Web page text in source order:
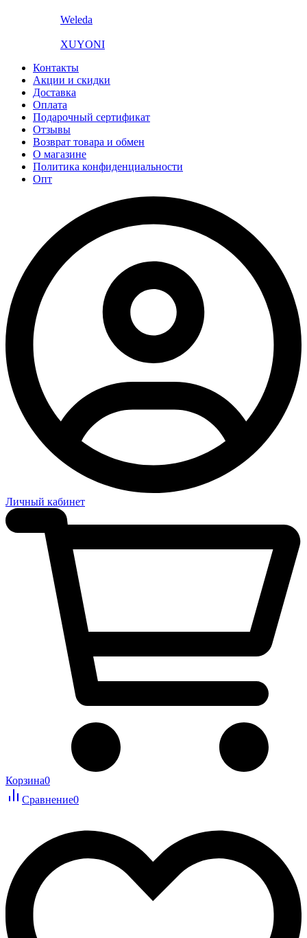
Weleda
XUYONI
Контакты
Акции и скидки
Доставка
Оплата
Подарочный сертификат
Отзывы
Возврат товара и обмен
О магазине
Политика конфиденциальности
Опт
Личный кабинет
Корзина0
Сравнение0